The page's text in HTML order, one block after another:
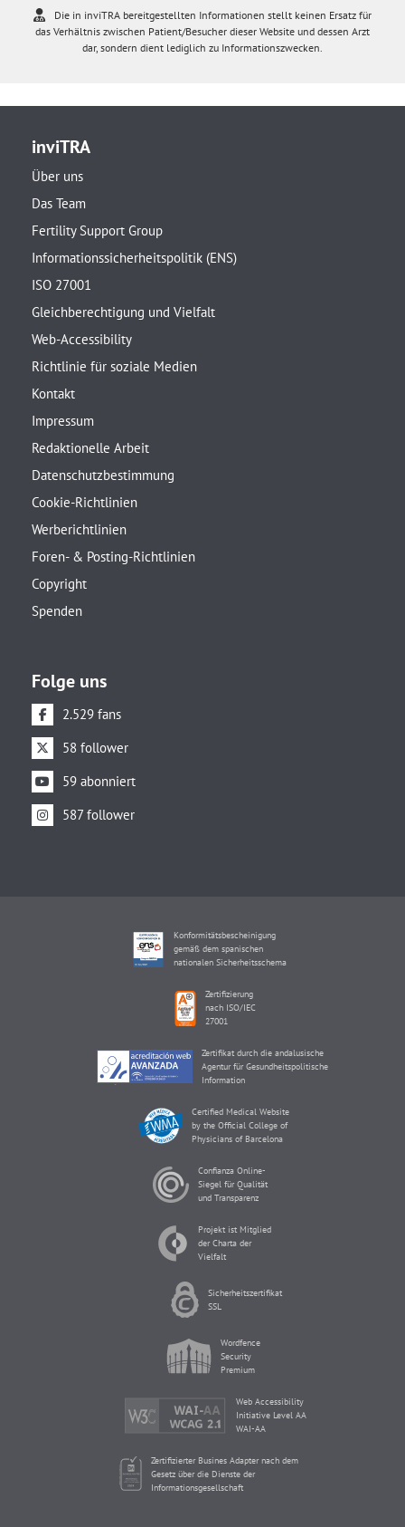
Die in inviTRA bereitgestellten Informationen stellt keinen Ersatz für
das Verhältnis zwischen Patient/Besucher dieser Website und dessen Arzt
dar, sondern dient lediglich zu Informationszwecken.
inviTRA
Über uns
Das Team
Fertility Support Group
Informationssicherheitspolitik (ENS)
ISO 27001
Gleichberechtigung und Vielfalt
Web-Accessibility
Richtlinie für soziale Medien
Kontakt
Impressum
Redaktionelle Arbeit
Datenschutzbestimmung
Cookie-Richtlinien
Werberichtlinien
Foren- & Posting-Richtlinien
Copyright
Spenden
Folge uns
2.529 fans
58 follower
59 abonniert
587 follower
Konformitätsbescheinigung
gemäß dem spanischen
nationalen Sicherheitsschema
Zertifizierung
nach ISO/IEC
27001
Zertifikat durch die andalusische
Agentur für Gesundheitspolitische
Information
Certified Medical Website
by the Official College of
Physicians of Barcelona
Confianza Online-
Siegel für Qualität
und Transparenz
Projekt ist Mitglied
der Charta der
Vielfalt
Sicherheitszertifikat
SSL
Wordfence
Security
Premium
Web Accessibility
Initiative Level AA
WAI-AA
Zertifizierter Busines Adapter nach dem
Gesetz über die Dienste der
Informationsgesellschaft